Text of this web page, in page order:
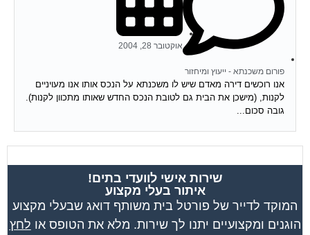
פורום משכנתא - ייעוץ ומיחזור
אוקטובר 28, 2004
אנו רוכשים דירה מאדם שיש לו משכנתא על הנכס אותו אנו מעויניים
לקנות, (מישכן את הבית גם לטובת הנכס החדש שאותו מתכוון לקנות).
גובה סכום...
שירות אישי לוועדי בתים!
איתור בעלי מקצוע
המוקד לדייר של פורטל בית משותף דואג שבעלי מקצוע
הוגנים ומקצועיים יתנו לך שירות. מלא את הטופס או לחץ